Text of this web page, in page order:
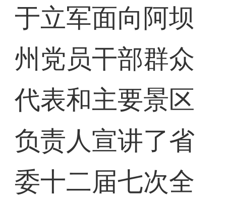
于立军面向阿坝
州党员干部群众
代表和主要景区
负责人宣讲了省
委十二届七次全